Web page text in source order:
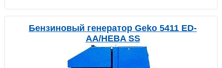
Бензиновый генератор Geko 5411 ED-
AA/HEBA SS